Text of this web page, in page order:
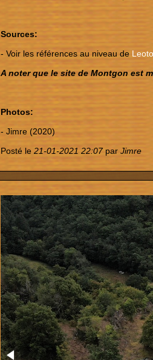
Sources:
- Voir les références au niveau de
A noter que le site de Montgon est
Photos:
- Jimre (2020)
Posté le 21-01-2021 22:07par Jimre